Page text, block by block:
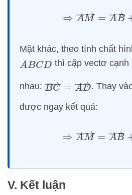
Mặt khác, theo tính chất
ABCD thì cặp vectơ cạnh
nhau: BC→=AD→
. Thay
được ngay kết quả:
V. Kết luận